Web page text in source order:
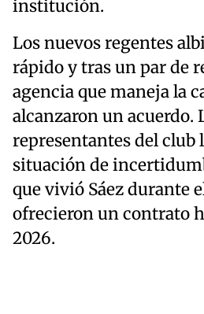
institución.
Los nuevos regentes
rápido y tras un par de
agencia que maneja la
alcanzaron un acuerdo.
representantes del club
situación de
que vivió Sáez durante
ofrecieron un contrato
2026.